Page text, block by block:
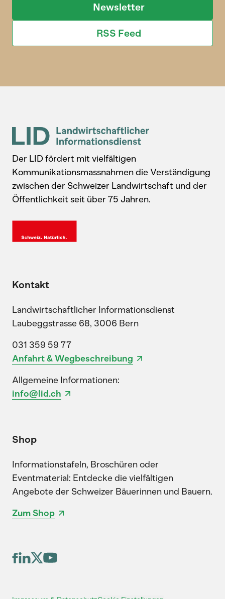
Newsletter
RSS Feed
Der LID fördert mit vielfältigen
Kommunikationsmassnahmen die Verständigung
zwischen der Schweizer Landwirtschaft und der
Öffentlichkeit seit über 75 Jahren.
Kontakt
Landwirtschaftlicher Informationsdienst
Laubeggstrasse 68, 3006 Bern
031 359 59 77
Anfahrt & Wegbeschreibung
Allgemeine Informationen:
info@lid.ch
Shop
Informationstafeln, Broschüren oder
Eventmaterial: Entdecke die vielfältigen
Angebote der Schweizer Bäuerinnen und Bauern.
Zum Shop